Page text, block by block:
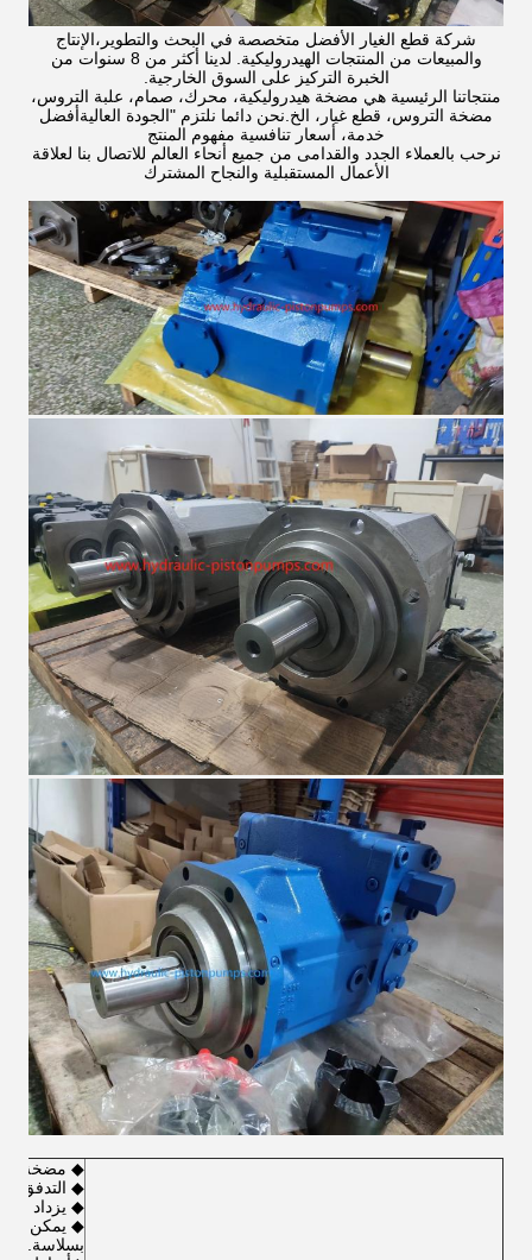
شركة قطع الغيار الأفضل متخصصة في البحث والتطوير،الإنتاج
والمبيعات من المنتجات الهيدروليكية. لدينا أكثر من 8 سنوات من
الخبرة التركيز على السوق الخارجية.
منتجاتنا الرئيسية هي مضخة هيدروليكية، محرك، صمام، علبة التروس،
مضخة التروس، قطع غيار، الخ.نحن دائما نلتزم "الجودة العاليةأفضل
خدمة، أسعار تنافسية مفهوم المنتج
نرحب بالعملاء الجدد والقدامى من جميع أنحاء العالم للاتصال بنا لعلاقة
الأعمال المستقبلية والنجاح المشترك
◆ مضخة
◆ التدفق
◆ يزداد
◆ يمكن أن
بسلاسة.